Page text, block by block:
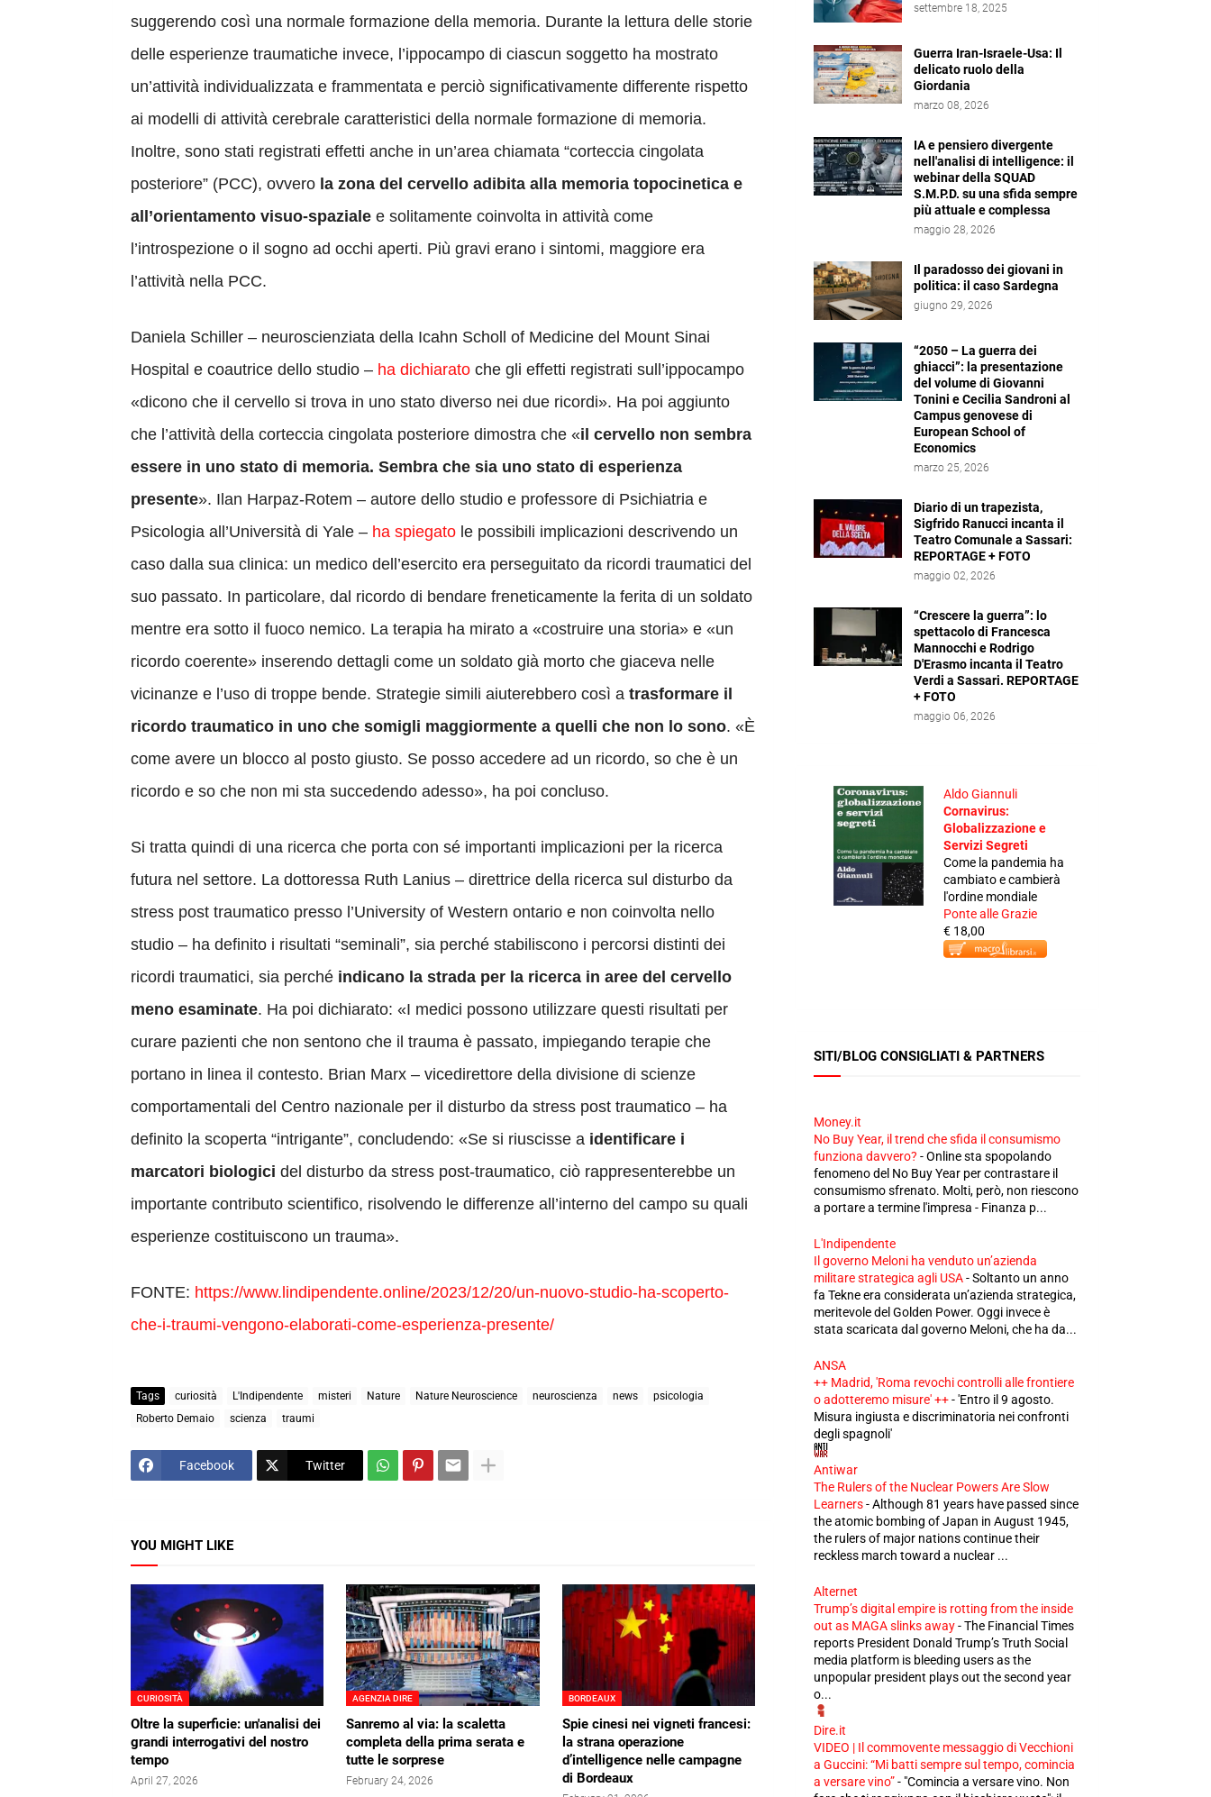
suggerendo così una normale formazione della memoria. Durante la lettura delle storie
delle esperienze traumatiche invece, l’ippocampo di ciascun soggetto ha mostrato
un’attività individualizzata e frammentata e perciò significativamente differente rispetto
ai modelli di attività cerebrale caratteristici della normale formazione di memoria.
Inoltre, sono stati registrati effetti anche in un’area chiamata “corteccia cingolata
posteriore” (PCC), ovvero la zona del cervello adibita alla memoria topocinetica e
all’orientamento visuo-spaziale e solitamente coinvolta in attività come
l’introspezione o il sogno ad occhi aperti. Più gravi erano i sintomi, maggiore era
l’attività nella PCC.
Daniela Schiller – neuroscienziata della Icahn Scholl of Medicine del Mount Sinai
Hospital e coautrice dello studio – ha dichiarato che gli effetti registrati sull’ippocampo
«dicono che il cervello si trova in uno stato diverso nei due ricordi». Ha poi aggiunto
che l’attività della corteccia cingolata posteriore dimostra che «il cervello non sembra
essere in uno stato di memoria. Sembra che sia uno stato di esperienza
presente». Ilan Harpaz-Rotem – autore dello studio e professore di Psichiatria e
Psicologia all’Università di Yale – ha spiegato le possibili implicazioni descrivendo un
caso dalla sua clinica: un medico dell’esercito era perseguitato da ricordi traumatici del
suo passato. In particolare, dal ricordo di bendare freneticamente la ferita di un soldato
mentre era sotto il fuoco nemico. La terapia ha mirato a «costruire una storia» e «un
ricordo coerente» inserendo dettagli come un soldato già morto che giaceva nelle
vicinanze e l’uso di troppe bende. Strategie simili aiuterebbero così a trasformare il
ricordo traumatico in uno che somigli maggiormente a quelli che non lo sono. «È
come avere un blocco al posto giusto. Se posso accedere ad un ricordo, so che è un
ricordo e so che non mi sta succedendo adesso», ha poi concluso.
Si tratta quindi di una ricerca che porta con sé importanti implicazioni per la ricerca
futura nel settore. La dottoressa Ruth Lanius – direttrice della ricerca sul disturbo da
stress post traumatico presso l’University of Western ontario e non coinvolta nello
studio – ha definito i risultati “seminali”, sia perché stabiliscono i percorsi distinti dei
ricordi traumatici, sia perché indicano la strada per la ricerca in aree del cervello
meno esaminate. Ha poi dichiarato: «I medici possono utilizzare questi risultati per
curare pazienti che non sentono che il trauma è passato, impiegando terapie che
portano in linea il contesto. Brian Marx – vicedirettore della divisione di scienze
comportamentali del Centro nazionale per il disturbo da stress post traumatico – ha
definito la scoperta “intrigante”, concludendo: «Se si riuscisse a identificare i
marcatori biologici del disturbo da stress post-traumatico, ciò rappresenterebbe un
importante contributo scientifico, risolvendo le differenze all’interno del campo su quali
esperienze costituiscono un trauma».
FONTE: https://www.lindipendente.online/2023/12/20/un-nuovo-studio-ha-scoperto-
che-i-traumi-vengono-elaborati-come-esperienza-presente/
Tags curiosità L'Indipendente misteri Nature Nature Neuroscience neuroscienza news
psicologia
Roberto Demaio
scienza traumi
Facebook Twitter
YOU MIGHT LIKE
CURIOSITÀ
Oltre la superficie: un'analisi dei
grandi interrogativi del nostro
tempo
April 27, 2026
AGENZIA DIRE
Sanremo al via: la scaletta
completa della prima serata e
tutte le sorprese
February 24, 2026
BORDEAUX
Spie cinesi nei vigneti francesi:
la strana operazione
d’intelligence nelle campagne
di Bordeaux
settembre 18, 2025
Guerra Iran-Israele-Usa: Il
delicato ruolo della
Giordania
marzo 08, 2026
IA e pensiero divergente
nell'analisi di intelligence: il
webinar della SQUAD
S.M.P.D. su una sfida sempre
più attuale e complessa
maggio 28, 2026
Il paradosso dei giovani in
politica: il caso Sardegna
giugno 29, 2026
“2050 – La guerra dei
ghiacci”: la presentazione
del volume di Giovanni
Tonini e Cecilia Sandroni al
Campus genovese di
European School of
Economics
marzo 25, 2026
Diario di un trapezista,
Sigfrido Ranucci incanta il
Teatro Comunale a Sassari:
REPORTAGE + FOTO
maggio 02, 2026
“Crescere la guerra”: lo
spettacolo di Francesca
Mannocchi e Rodrigo
D'Erasmo incanta il Teatro
Verdi a Sassari. REPORTAGE
+ FOTO
maggio 06, 2026
Aldo Giannuli
Cornavirus:
Globalizzazione e
Servizi Segreti
Come la pandemia ha
cambiato e cambierà
l'ordine mondiale
Ponte alle Grazie
€ 18,00
SITI/BLOG CONSIGLIATI & PARTNERS
Money.it
No Buy Year, il trend che sfida il consumismo
funziona davvero? -Online sta spopolando
fenomeno del No Buy Year per contrastare il
consumismo sfrenato. Molti, però, non riescono
a portare a termine l'impresa - Finanza p...
L'Indipendente
Il governo Meloni ha venduto un’azienda
militare strategica agli USA-Soltanto un anno
fa Tekne era considerata un’azienda strategica,
meritevole del Golden Power. Oggi invece è
stata scaricata dal governo Meloni, che ha da...
ANSA
++ Madrid, 'Roma revochi controlli alle frontiere
o adotteremo misure' ++-'Entro il 9 agosto.
Misura ingiusta e discriminatoria nei confronti
degli spagnoli'
Antiwar
The Rulers of the Nuclear Powers Are Slow
Learners-Although 81 years have passed since
the atomic bombing of Japan in August 1945,
the rulers of major nations continue their
reckless march toward a nuclear ...
Alternet
Trump’s digital empire is rotting from the inside
out as MAGA slinks away-The Financial Times
reports President Donald Trump’s Truth Social
media platform is bleeding users as the
unpopular president plays out the second year
o...
Dire.it
VIDEO | Il commovente messaggio di Vecchioni
a Guccini: “Mi batti sempre sul tempo, comincia
a versare vino”- "Comincia a versare vino. Non